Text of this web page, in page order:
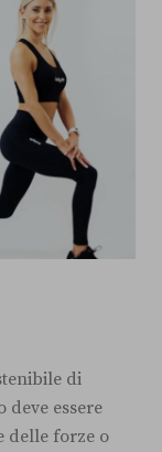
di
deve essere
delle forze o